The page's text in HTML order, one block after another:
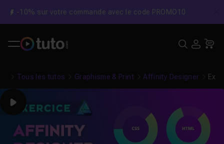
-10% sur votre commande avec le code PROMO10
Tous les tutos Graphisme & Print Affinity Designer
Play